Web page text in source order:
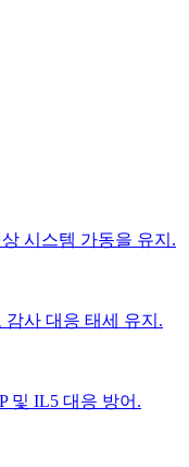
시스템 가동을 유지.
사 대응 태세 유지.
및 IL5 대응 방어.